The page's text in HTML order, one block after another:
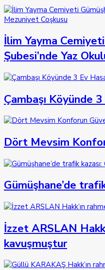
İlim Yayma
Şubesi’nde Yaz
Çambaşı Köyünde
Dört Mevsim
Gümüşhane’de
İzzet ARSLAN
kavuşmuştur